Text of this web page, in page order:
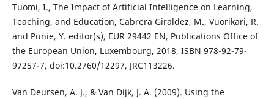
Tuomi, I., The Impact of Artificial Intelligence on Learning,
Teaching, and Education, Cabrera Giraldez, M., Vuorikari, R.
and Punie, Y. editor(s), EUR 29442 EN, Publications Office of
the European Union, Luxembourg, 2018, ISBN 978-92-79-
97257-7, doi:10.2760/12297, JRC113226.
Van Deursen, A. J., & Van Dijk, J. A. (2009). Using the